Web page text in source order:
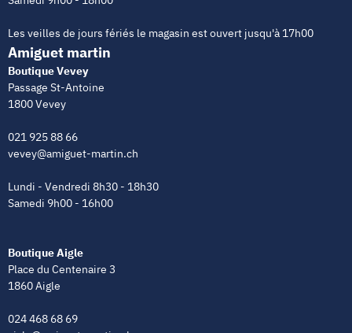
Les veilles de jours fériés le magasin est ouvert jusqu'à 17h00
Amiguet martin
Boutique Vevey
Passage St-Antoine
1800 Vevey
021 925 88 66
vevey@amiguet-martin.ch
Lundi - Vendredi 8h30 - 18h30
Samedi 9h00 - 16h00
Boutique Aigle
Place du Centenaire 3
1860 Aigle
024 468 68 69